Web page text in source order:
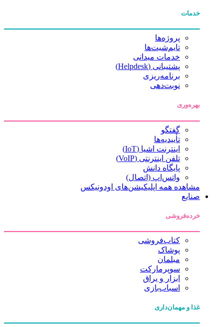
خدمات
پروژه‌ها
تایم‌شیت‌ها
خدمات میدانی
پشتیبانی (Helpdesk)
برنامه‌ریزی
نوبت‌دهی
بهره‌وری
گفتگو
تأییدیه‌ها
اینترنت اشیا (IoT)
تلفن اینترنتی (VoIP)
پایگاه دانش
واتس‌اپ (اتصال)
مشاهده همه اپلیکیشن‌های اودونیکس
صنایع
خرده‌فروشی
کتاب‌فروشی
پوشاک
مبلمان
سوپرمارکت
ابزار و یراق
اسباب‌بازی
غذا و مهمان‌داری